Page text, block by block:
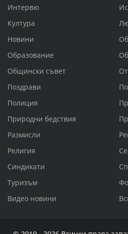
Интервю
Култура
Новини
Образование
Общински съвет
Поздрави
Полиция
Природни бедствия
Размисли
Религия
Синдикати
Туризъм
Видео новини